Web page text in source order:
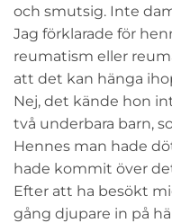
och smutsig. Inte
Jag förklarade för
reumatism eller
att det kan hänga
Nej, det kände hon
två underbara barn,
Hennes man hade
hade kommit över
Efter att ha besökt
gång djupare in på